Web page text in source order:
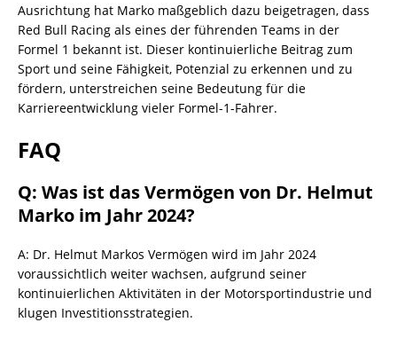
Ausrichtung hat Marko maßgeblich dazu beigetragen, dass
Red Bull Racing als eines der führenden Teams in der
Formel 1 bekannt ist. Dieser kontinuierliche Beitrag zum
Sport und seine Fähigkeit, Potenzial zu erkennen und zu
fördern, unterstreichen seine Bedeutung für die
Karriereentwicklung vieler Formel-1-Fahrer.
FAQ
Q: Was ist das Vermögen von Dr. Helmut
Marko im Jahr 2024?
A: Dr. Helmut Markos Vermögen wird im Jahr 2024
voraussichtlich weiter wachsen, aufgrund seiner
kontinuierlichen Aktivitäten in der Motorsportindustrie und
klugen Investitionsstrategien.